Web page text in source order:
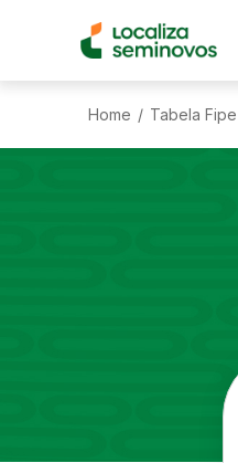
Home / Tabela Fipe